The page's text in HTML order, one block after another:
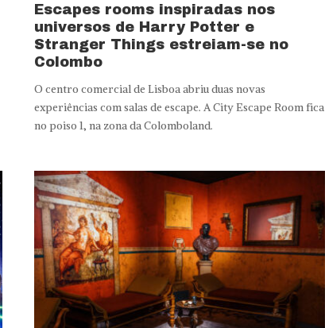
Escapes rooms inspiradas nos
universos de Harry Potter e
Stranger Things estreiam-se no
Colombo
O centro comercial de Lisboa abriu duas novas
experiências com salas de escape. A City Escape Room fica
no poiso 1, na zona da Colomboland.